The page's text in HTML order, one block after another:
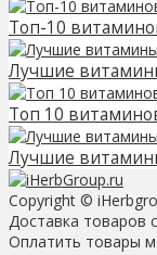
Топ-10
Лучшие
Топ 10
Лучшие
Copyright ©
Доставка товаров
Оплатить товары